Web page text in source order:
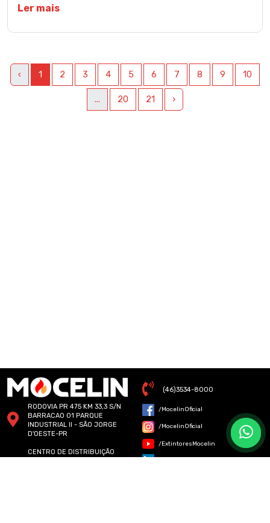
Ler mais
‹ 1 2 3 4 5 6 7 8 9 10
... 20 21 ›
(46)3534-8000
RODOVIA PR 475 KM 33,3 S/N
BARRACAO 01 PARQUE
INDUSTRIAL II - SÃO JORGE
D'OESTE-PR
CENTRO DE DISTRIBUIÇÃO
/MocelinOficial
/MocelinOficial
/ExtintoresMocelin